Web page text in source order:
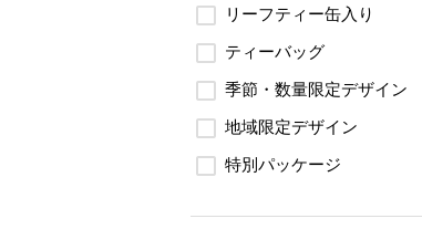
リーフティー缶入り
ティーバッグ
季節・数量限定デザイン
地域限定デザイン
特別パッケージ